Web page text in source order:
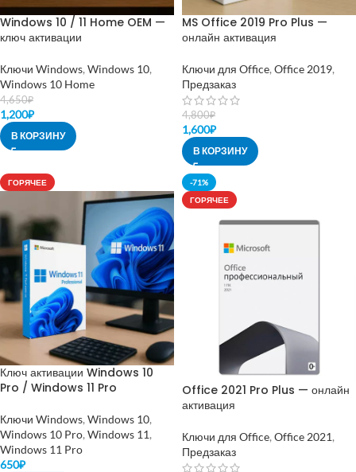
Windows 10 / 11 Home OEM —
ключ активации
Ключи Windows, Windows 10,
Windows 10 Home
4,650₽
1,200₽
В КОРЗИНУ
MS Office 2019 Pro Plus —
онлайн активация
Ключи для Office, Office 2019,
Предзаказ
4,800₽
1,600₽
В КОРЗИНУ
ГОРЯЧЕЕ
Ключ активации Windows 10
Pro / Windows 11 Pro
Ключи Windows, Windows 10,
Windows 10 Pro, Windows 11,
Windows 11 Pro
650₽
-71%
ГОРЯЧЕЕ
Office 2021 Pro Plus — онлайн
активация
Ключи для Office, Office 2021,
Предзаказ